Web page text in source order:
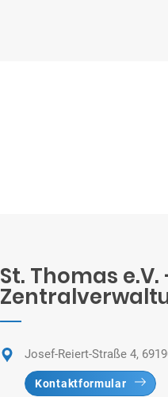
St. Thomas e.V.
Josef-Reiert-Straße 4,
Kontaktformular